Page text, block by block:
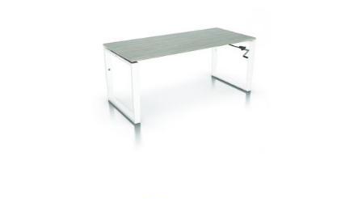
HIPPIE BALANSKRUK
Bureaustoelen